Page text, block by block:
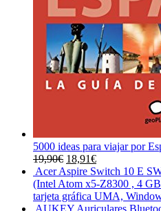
5000 ideas para viajar por
19,90€ El
precio
original
era:
19,90€.
18,91€El
precio
actual
es:
18,91€.
Acer Aspire Switch 10 E
(Intel Atom x5-Z8300 , 4
tarjeta gráfica UMA,
AUKEY Auriculares